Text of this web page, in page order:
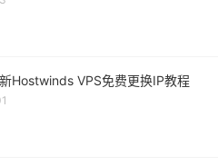
Hostwinds VPS免费更换IP教程